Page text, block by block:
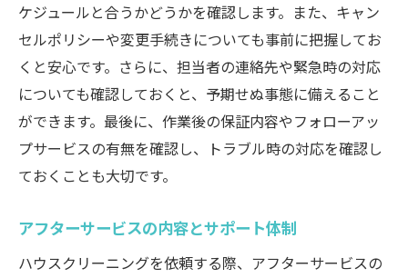
ケジュールと合うかどうかを確認します。また、キャン
セルポリシーや変更手続きについても事前に把握してお
くと安心です。さらに、担当者の連絡先や緊急時の対応
についても確認しておくと、予期せぬ事態に備えること
ができます。最後に、作業後の保証内容やフォローアッ
プサービスの有無を確認し、トラブル時の対応を確認し
ておくことも大切です。
アフターサービスの内容とサポート体制
ハウスクリーニングを依頼する際、アフターサービスの